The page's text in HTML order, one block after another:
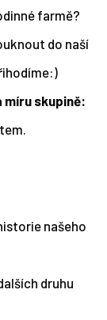
farmě?
do naší
míru skupině:
našeho
druhu